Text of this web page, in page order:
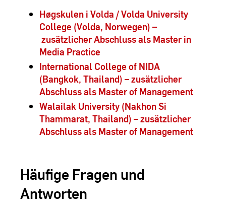
Høgskulen i Volda / Volda University
College (Volda, Norwegen) –
zusätzlicher Abschluss als Master in
Media Practice
International College of NIDA
(Bangkok, Thailand) – zusätzlicher
Abschluss als Master of Management
Walailak University (Nakhon Si
Thammarat, Thailand) – zusätzlicher
Abschluss als Master of Management
Häufige Fragen und
Antworten